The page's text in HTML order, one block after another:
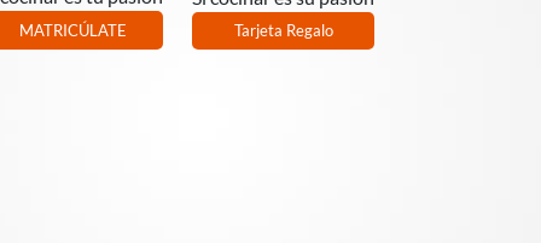
MATRICÚLATE Tarjeta Regalo